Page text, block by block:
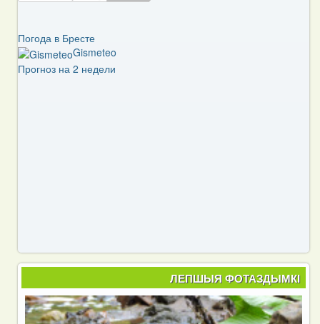
Погода в Бресте
Gismeteo
Прогноз на 2 недели
ЛЕПШЫЯ ФОТАЗДЫМКІ